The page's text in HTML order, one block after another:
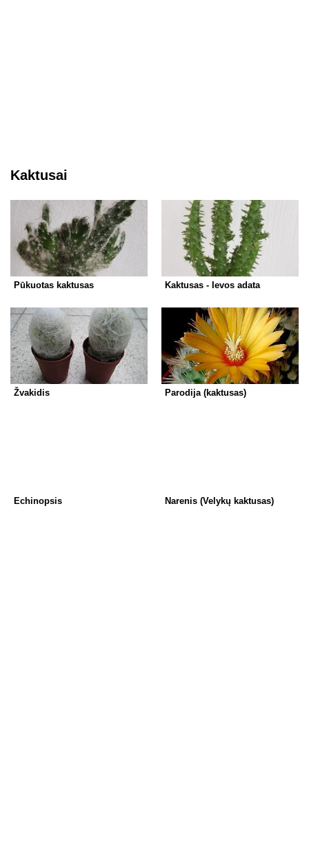
Kaktusai
Pūkuotas kaktusas Kaktusas - Ievos adata
Žvakidis Parodija (kaktusas)
Echinopsis Narenis (Velykų kaktusas)